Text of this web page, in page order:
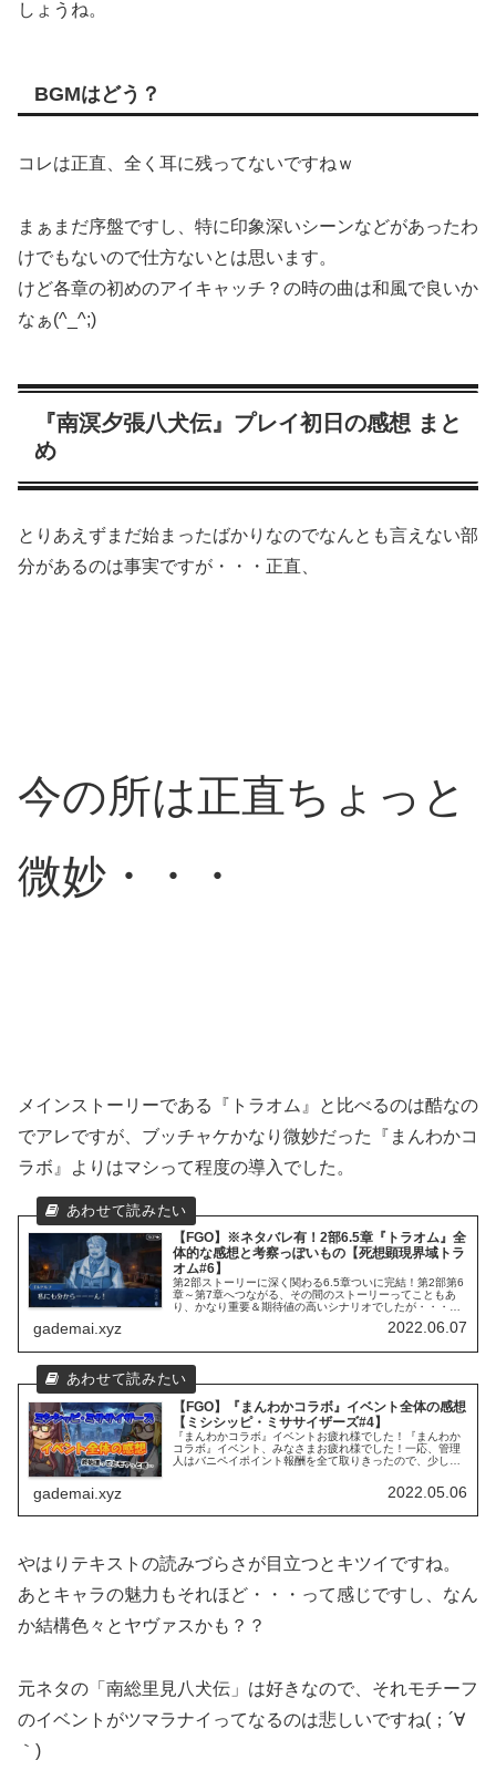
しょうね。
BGMはどう？
コレは正直、全く耳に残ってないですねｗ
まぁまだ序盤ですし、特に印象深いシーンなどがあったわ
けでもないので仕方ないとは思います。
けど各章の初めのアイキャッチ？の時の曲は和風で良いか
なぁ(^_^;)
『南溟夕張八犬伝』プレイ初日の感想 まと
め
とりあえずまだ始まったばかりなのでなんとも言えない部
分があるのは事実ですが・・・正直、
今の所は正直ちょっと
微妙・・・
メインストーリーである『トラオム』と比べるのは酷なの
でアレですが、ブッチャケかなり微妙だった『まんわかコ
ラボ』よりはマシって程度の導入でした。
【FGO】※ネタバレ有！2部6.5章『トラオム』全
体的な感想と考察っぽいもの【死想顕現界域トラ
オム#6】
第2部ストーリーに深く関わる6.5章ついに完結！第2部第6
章～第7章へつながる、その間のストーリーってこともあ
り、かなり重要＆期待値の高いシナリオでしたが・・・皆
gademai.xyz 2022.06.07
【FGO】『まんわかコラボ』イベント全体の感想
【ミシシッピ・ミササイザーズ#4】
『まんわかコラボ』イベントお疲れ様でした！『まんわか
コラボ』イベント、みなさまお疲れ様でした！一応、管理
人はバニペイポイント報酬を全て取りきったので、少し早
gademai.xyz 2022.05.06
やはりテキストの読みづらさが目立つとキツイですね。
あとキャラの魅力もそれほど・・・って感じですし、なん
か結構色々とヤヴァスかも？？
元ネタの「南総里見八犬伝」は好きなので、それモチーフ
のイベントがツマラナイってなるのは悲しいですね(；´∀
｀)